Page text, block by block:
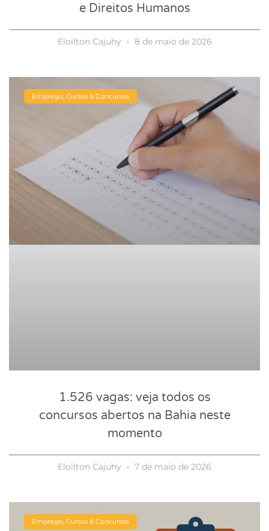
e Direitos Humanos
Eloilton Cajuhy 8 de maio de 2026
Emprego, Cursos & Concursos
1.526 vagas: veja todos os
concursos abertos na Bahia neste
momento
Eloilton Cajuhy 7 de maio de 2026
Emprego, Cursos & Concursos